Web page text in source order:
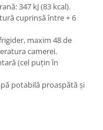
347 kJ (83 kcal).
cuprinsă între + 6
maxim 48 de
camerei.
(cel puțin în
potabilă proaspătă și